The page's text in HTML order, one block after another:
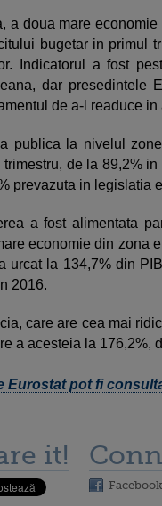
a doua mare
bugetar in primul
Indicatorul a fost
dar presedintele
de a-l readuce
publica la nivelul
trimestru, de la 89,2%
prevazuta in legislatia
a fost alimentata
economie din zona
urcat la 134,7% din
2016.
care are cea mai
a acesteia la 176,2%,
Eurostat pot fi
it!
Facebook